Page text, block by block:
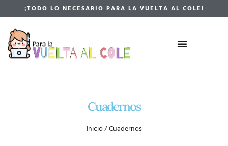
¡TODO LO NECESARIO PARA LA VUELTA AL COLE!
Cuadernos
Inicio/ Cuadernos